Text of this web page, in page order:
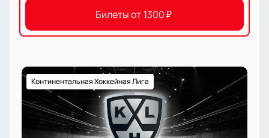
Билеты от 1300₽
Континентальная Хоккейная Лига